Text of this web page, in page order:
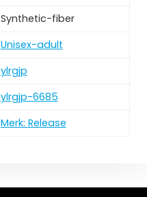
‎Synthetic-fiber
‎Unisex-adult
‎ylrgjp
‎ylrgjp-6685
Merk: Release